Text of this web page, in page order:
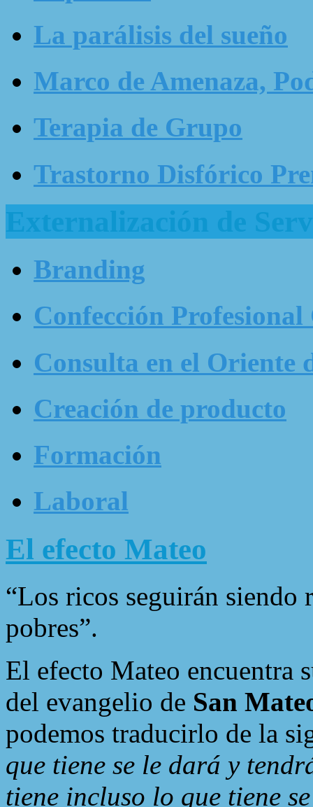
La parálisis del sueño
Marco de Amenaza,
Terapia de Grupo
Trastorno Disfórico
Externalización de
Branding
Confección Profesional
Consulta en el Oriente
Creación de producto
Formación
Laboral
El efecto Mateo
“Los ricos seguirán siendo
pobres”.
El efecto Mateo encuentra
del evangelio de San
podemos traducirlo de la
que tiene se le dará y
tiene incluso lo que tiene